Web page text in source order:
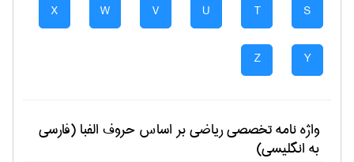
S
T
U
V
W
X
Y
Z
واژه نامه تخصصیرياضیبر اساس حروف الفبا (فارسی
به انگلیسی)